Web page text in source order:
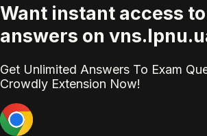
Want instant access
answers on
Get Unlimited Answers To Exam
Crowdly Extension Now!